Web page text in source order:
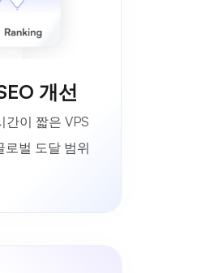
개선
간이 짧은 VPS
로벌 도달 범위